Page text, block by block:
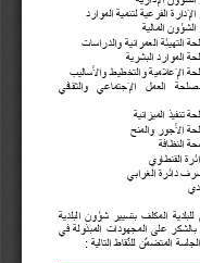
الفرعیة لتنمیة الموارد
المالیة
التھیئة العمرانیة والدراسات
الموارد البشریة
الإعلامیة والتخطیط والأسالیب
العمل الإجتماعي
والثقافي
تنفیذ المیزانیة
الأجور والمنح
النظافة
القنطاوي
دائرة الغرابي
للبلدیة المكلف بتسییر شؤون
البلدیة
بالشكر على المجھودات المبذولة
في